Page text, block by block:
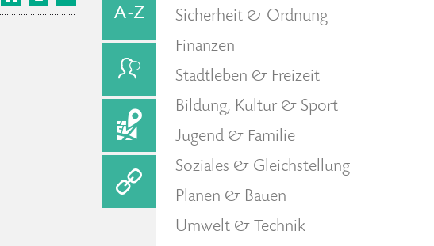
Sicherheit & Ordnung
Finanzen
Stadtleben & Freizeit
Bildung, Kultur & Sport
Jugend & Familie
Soziales & Gleichstellung
Planen & Bauen
Umwelt & Technik